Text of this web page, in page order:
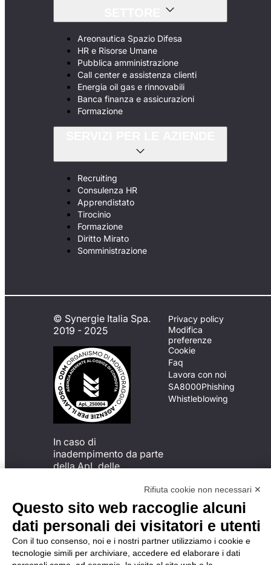
Areonautica Spazio Difesa
HR e Risorse Umane
Pubblica amministrazione
Call center e assistenza clienti
Energia oil gas e rinnovabili
Banca finanza e assicurazioni
Formazione
Recruiting
Consulenza HR
Apprendistato
Tirocinio
Formazione
Diritto Mirato
Somministrazione
© Synergie Italia Spa.
2019 - 2025
In caso di
inadempimento da parte
della ApL delle
del Codice di Condotta, è
possibile presentare un
reclamo
all’Organismo di
Monitoraggio utilizzando
una delle modalità
descritte al seguente
Privacy policy
Modifica
preferenze
Cookie
Faq
Lavora con noi
SA8000Phishing
Whistleblowing
Rifiuta cookie non necessari ✕
Questo sito web raccoglie alcuni
dati personali dei visitatori e utenti
Con il tuo consenso, noi e i nostri partner utilizziamo i cookie e
tecnologie simili per archiviare, accedere ed elaborare i dati